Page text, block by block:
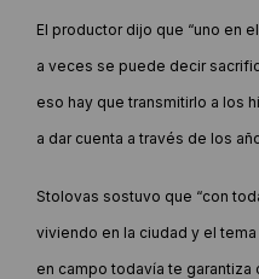
El productor dijo que “uno en
a veces se puede decir
eso hay que transmitirlo a los
a dar cuenta a través de los
Stolovas sostuvo que “con
viviendo en la ciudad y el
en campo todavía te garantiza